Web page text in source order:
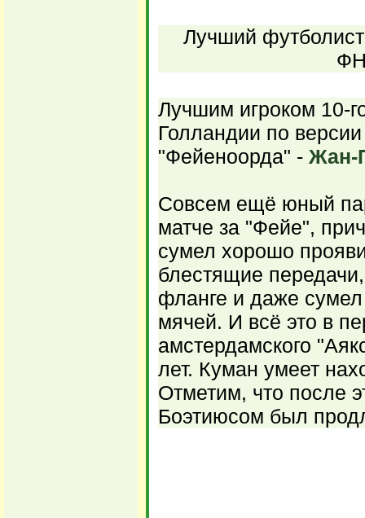
Лучший футболист
Лучшим игроком 10-
Голландии по
"Фейеноорда" - Жан-
Совсем ещё юный
матче за "Фейе",
сумел хорошо
блестящие
фланге и даже сумел
мячей. И всё это в
амстердамского
лет. Куман умеет
Отметим, что после
Боэтиюсом был